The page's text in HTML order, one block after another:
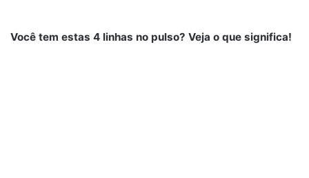
Você tem estas 4 linhas no pulso? Veja o que significa!